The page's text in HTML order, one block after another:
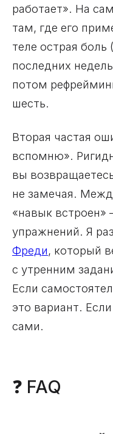
работает». На
там, где его
теле острая боль
последних
потом
шесть.
Вторая частая
вспомню».
вы
не замечая.
«навык встроен»
упражнений. Я
Фреди, который
с утренним
Если
это вариант.
сами.
❓ FAQ